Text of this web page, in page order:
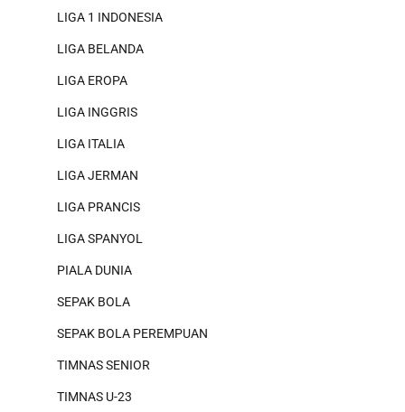
LIGA 1 INDONESIA
LIGA BELANDA
LIGA EROPA
LIGA INGGRIS
LIGA ITALIA
LIGA JERMAN
LIGA PRANCIS
LIGA SPANYOL
PIALA DUNIA
SEPAK BOLA
SEPAK BOLA PEREMPUAN
TIMNAS SENIOR
TIMNAS U-23